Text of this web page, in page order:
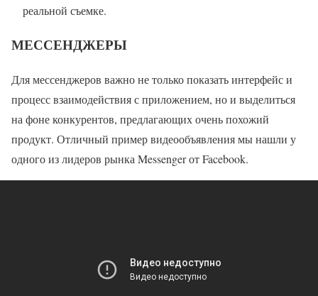
реальной съемке.
МЕССЕНДЖЕРЫ
Для мессенджеров важно не только показать интерфейс и
процесс взаимодействия с приложением, но и выделиться
на фоне конкурентов, предлагающих очень похожий
продукт. Отличный пример видеообъявления мы нашли у
одного из лидеров рынка Messenger от Facebook.